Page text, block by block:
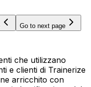
Go to next page
che utilizzano
e clienti di Trainerize
arricchito con